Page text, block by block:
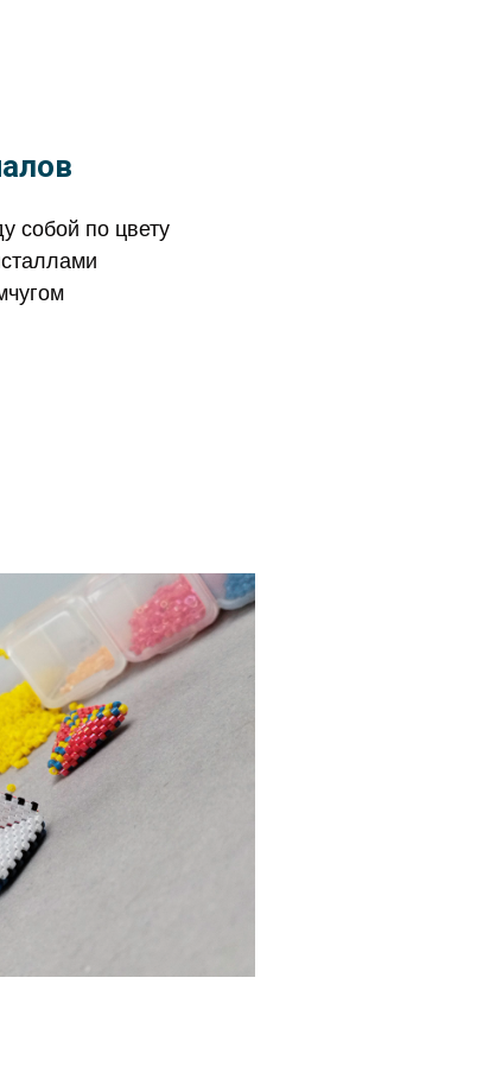
собой по цвету